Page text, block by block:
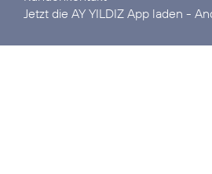
Jetzt die AY YILDIZ App laden -